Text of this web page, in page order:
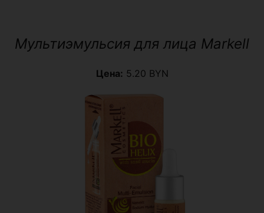
Мультиэмульсия для лица Markell
Цена: 5.20 BYN